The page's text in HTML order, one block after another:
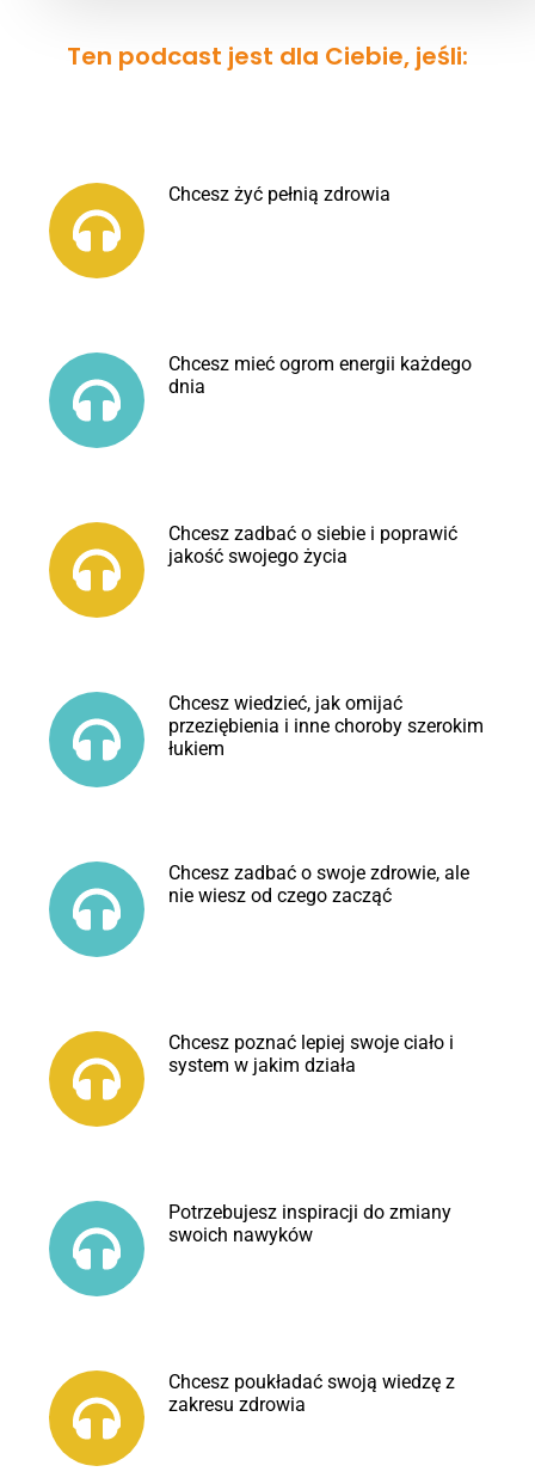
Ten podcast jest dla Ciebie, jeśli:
Chcesz żyć pełnią zdrowia
Chcesz mieć ogrom energii każdego
dnia
Chcesz zadbać o siebie i poprawić
jakość swojego życia
Chcesz wiedzieć, jak omijać
przeziębienia i inne choroby szerokim
łukiem
Chcesz zadbać o swoje zdrowie, ale
nie wiesz od czego zacząć
Chcesz poznać lepiej swoje ciało i
system w jakim działa
Potrzebujesz inspiracji do zmiany
swoich nawyków
Chcesz poukładać swoją wiedzę z
zakresu zdrowia